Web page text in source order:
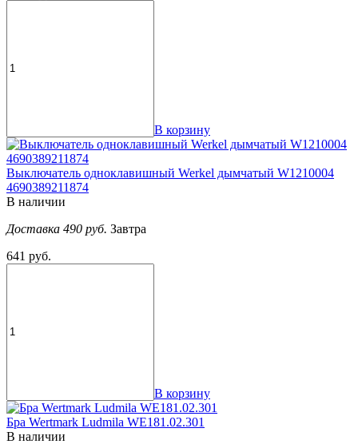
В корзину
Выключатель одноклавишный Werkel дымчатый W1210004
4690389211874
В наличии
Доставка 490 руб. Завтра
641 руб.
В корзину
Бра Wertmark Ludmila WE181.02.301
В наличии